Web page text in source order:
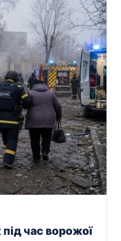
під час ворожої